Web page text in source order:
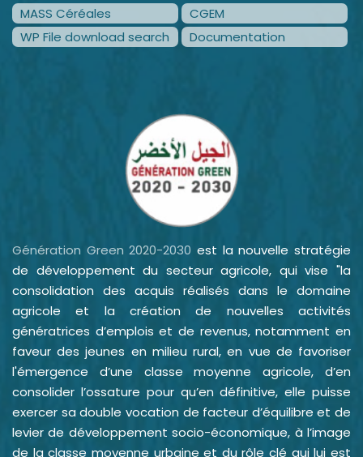
MASS Céréales
CGEM
WP File download search
Documentation
Génération Green 2020-2030 est la nouvelle stratégie
de développement du secteur agricole, qui vise "la
consolidation des acquis réalisés dans le domaine
agricole et la création de nouvelles activités
génératrices d’emplois et de revenus, notamment en
faveur des jeunes en milieu rural, en vue de favoriser
l'émergence d’une classe moyenne agricole, d’en
consolider l’ossature pour qu’en définitive, elle puisse
exercer sa double vocation de facteur d’équilibre et de
levier de développement socio-économique, à l’image
de la classe moyenne urbaine et du rôle clé qui lui est